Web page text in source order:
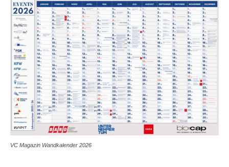
VC Magazin Wandkalender 2026